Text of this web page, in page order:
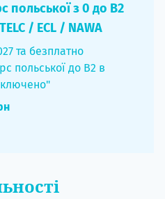
польської з 0 до B2
/ ECL / NAWA
та безплатно
польської до B2 в